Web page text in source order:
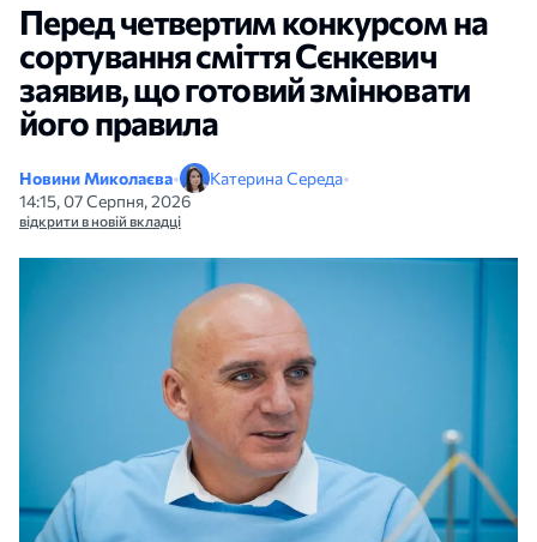
Перед четвертим конкурсом на
сортування сміття Сєнкевич
заявив, що готовий змінювати
його правила
Новини Миколаєва• Катерина Середа•
14:15, 07 Серпня, 2026
відкрити в новій вкладці